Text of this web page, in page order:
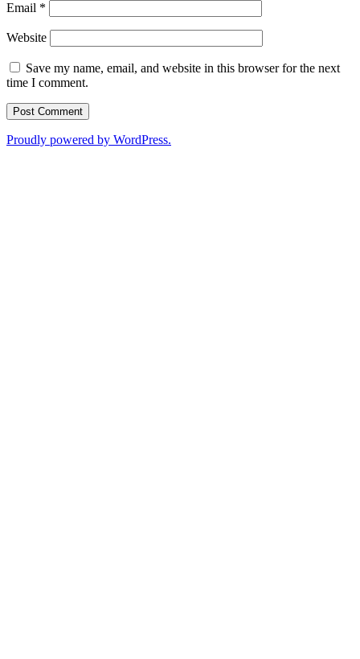
Email *
Website
Save my name, email, and website in this browser for the next
time I comment.
Proudly powered by WordPress.